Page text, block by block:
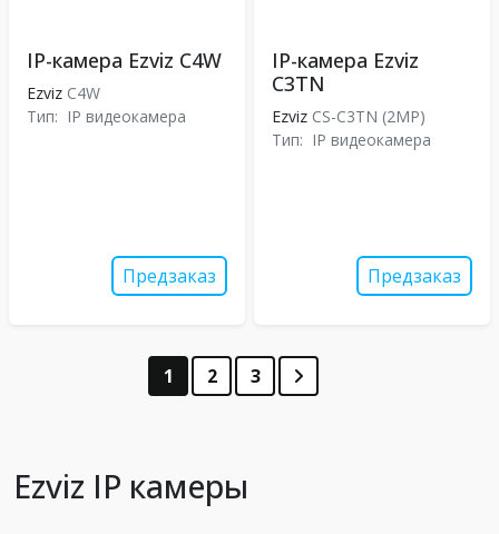
IP-камера Ezviz C4W
Ezviz C4W
Тип: IP видеокамера
Предзаказ
IP-камера Ezviz
C3TN
Ezviz CS-C3TN (2MP)
Тип: IP видеокамера
Предзаказ
1 2 3
Ezviz IP камеры